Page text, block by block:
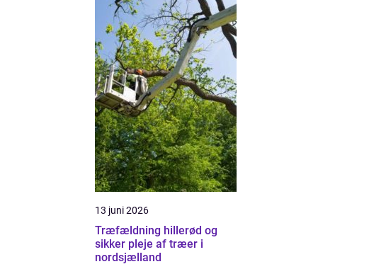
13 juni 2026
Træfældning hillerød og
sikker pleje af træer i
nordsjælland